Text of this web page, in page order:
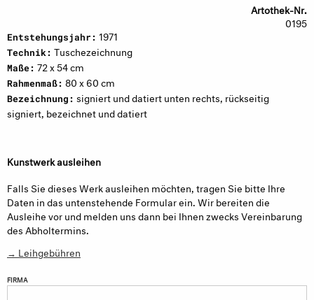
Artothek-Nr.
0195
Entstehungsjahr: 1971
Technik: Tuschezeichnung
Maße: 72 x 54 cm
Rahmenmaß: 80 x 60 cm
Bezeichnung: signiert und datiert unten rechts, rückseitig
signiert, bezeichnet und datiert
Kunstwerk ausleihen
Falls Sie dieses Werk ausleihen möchten, tragen Sie bitte Ihre
Daten in das untenstehende Formular ein. Wir bereiten die
Ausleihe vor und melden uns dann bei Ihnen zwecks Vereinbarung
des Abholtermins.
→ Leihgebühren
FIRMA